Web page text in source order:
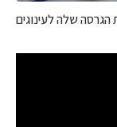
הגרסה שלה לעינוגים